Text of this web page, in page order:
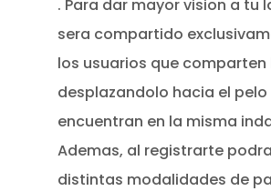
. Para dar mayor vision a tu
sera compartido
los usuarios que
desplazandolo hacia el pelo
encuentran en la misma
Ademas, al registrarte
distintas modalidades de